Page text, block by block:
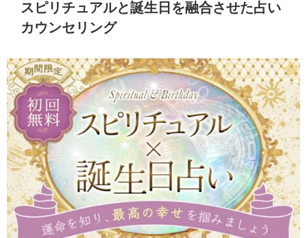
スピリチュアルと誕生日を融合させた占い
カウンセリング